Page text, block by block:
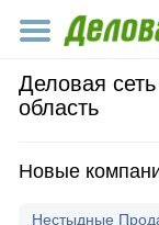
Деловая
область
Новые
Нестыдные